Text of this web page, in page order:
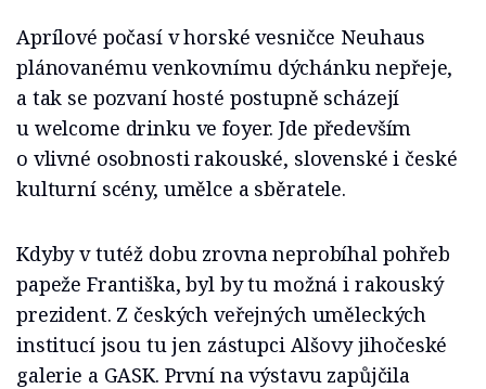
Aprílové počasí v horské vesničce Neuhaus
plánovanému venkovnímu dýchánku nepřeje,
a tak se pozvaní hosté postupně scházejí
u welcome drinku ve foyer. Jde především
o vlivné osobnosti rakouské, slovenské i české
kulturní scény, umělce a sběratele.
Kdyby v tutéž dobu zrovna neprobíhal pohřeb
papeže Františka, byl by tu možná i rakouský
prezident. Z českých veřejných uměleckých
institucí jsou tu jen zástupci Alšovy jihočeské
galerie a GASK. První na výstavu zapůjčila